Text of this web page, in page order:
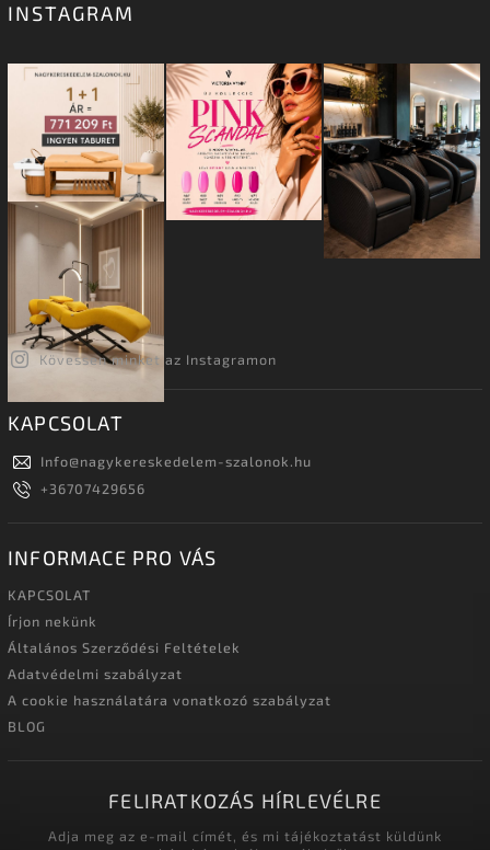
INSTAGRAM
Kövessen minket az Instagramon
KAPCSOLAT
Info@nagykereskedelem-szalonok.hu
+36707429656
INFORMACE PRO VÁS
KAPCSOLAT
Írjon nekünk
Általános Szerződési Feltételek
Adatvédelmi szabályzat
A cookie használatára vonatkozó szabályzat
BLOG
FELIRATKOZÁS HÍRLEVÉLRE
Adja meg az e-mail címét, és mi tájékoztatást küldünk